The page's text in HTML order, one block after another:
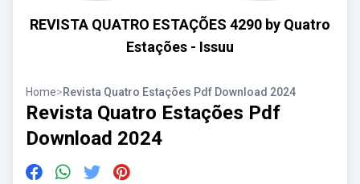
REVISTA QUATRO ESTAÇÕES 4290 by Quatro
Estações - Issuu
Home>Revista Quatro Estações Pdf Download 2024
Revista Quatro Estações Pdf
Download 2024